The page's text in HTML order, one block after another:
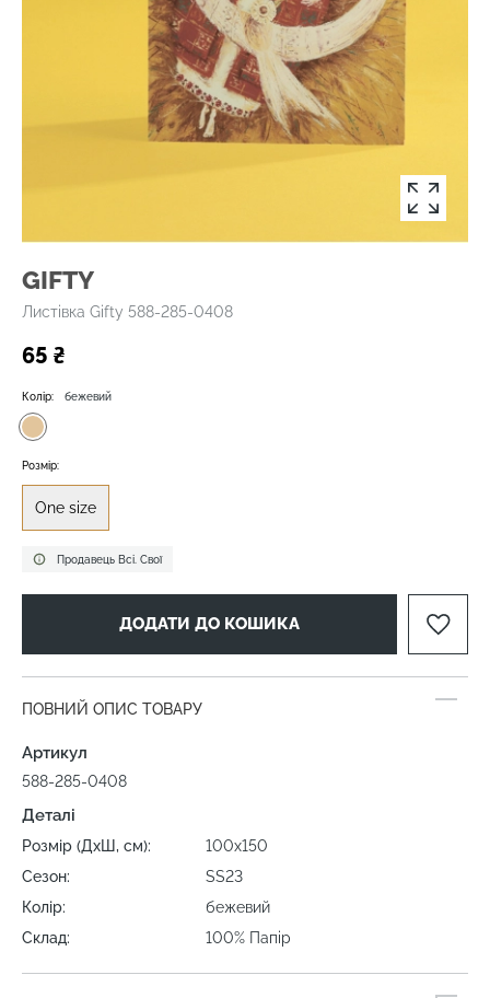
GIFTY
Листівка Gifty 588-285-0408
65 ₴
Продавець Всі. Свої
Колір: бежевий
Розмір:
One size
ДОДАТИ ДО КОШИКА
ПОВНИЙ ОПИС ТОВАРУ
Артикул
588-285-0408
Деталі
Розмір (ДхШ, см):
100х150
Сезон:
SS23
Колір:
бежевий
Склад:
100% Папір